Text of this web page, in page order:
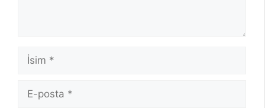
İsim
posta